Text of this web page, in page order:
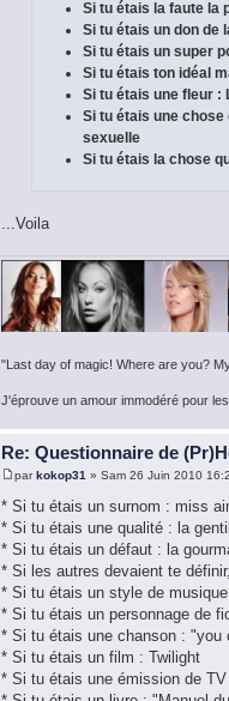
Si tu étais la faute la
Si tu étais un don de
Si tu étais un super
Si tu étais ton idéal
Si tu étais une fleur :
Si tu étais une
sexuelle
Si tu étais la chose
...Voila
"Last day of magic! Where are you?
J'éprouve un amour immodéré pour
Re: Questionnaire de
parkokop31 » Sam 26 Juin 2010
* Si tu étais un surnom : miss
* Si tu étais une qualité : la
* Si tu étais un défaut : la
* Si les autres devaient te
* Si tu étais un style de
* Si tu étais un personnage de
* Si tu étais une chanson : "you
* Si tu étais un film : Twilight
* Si tu étais une émission de